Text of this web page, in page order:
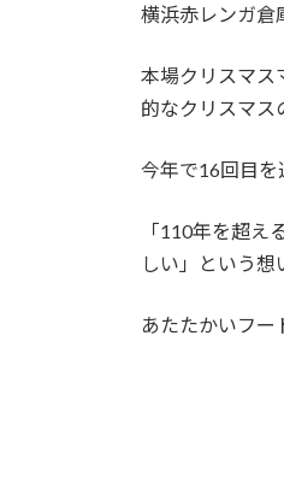
横浜赤レンガ倉
本場クリスマス
的なクリスマス
今年で16回目を
「110年を超え
しい」という想
あたたかいフー